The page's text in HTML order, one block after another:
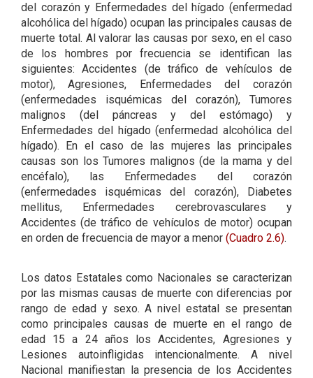
del corazón y Enfermedades del hígado (enfermedad
alcohólica del hígado) ocupan las principales causas de
muerte total. Al valorar las causas por sexo, en el caso
de los hombres por frecuencia se identifican las
siguientes: Accidentes (de tráfico de vehículos de
motor), Agresiones, Enfermedades del corazón
(enfermedades isquémicas del corazón), Tumores
malignos (del páncreas y del estómago) y
Enfermedades del hígado (enfermedad alcohólica del
hígado). En el caso de las mujeres las principales
causas son los Tumores malignos (de la mama y del
encéfalo), las Enfermedades del corazón
(enfermedades isquémicas del corazón), Diabetes
mellitus, Enfermedades cerebrovasculares y
Accidentes (de tráfico de vehículos de motor) ocupan
en orden de frecuencia de mayor a menor (Cuadro 2.6).
Los datos Estatales como Nacionales se caracterizan
por las mismas causas de muerte con diferencias por
rango de edad y sexo. A nivel estatal se presentan
como principales causas de muerte en el rango de
edad 15 a 24 años los Accidentes, Agresiones y
Lesiones autoinfligidas intencionalmente. A nivel
Nacional manifiestan la presencia de los Accidentes